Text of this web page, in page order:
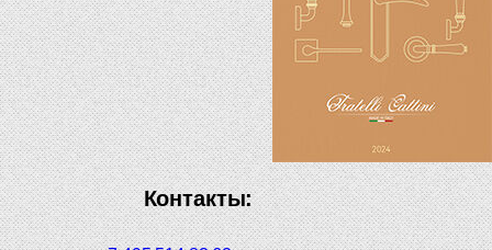
Контакты: